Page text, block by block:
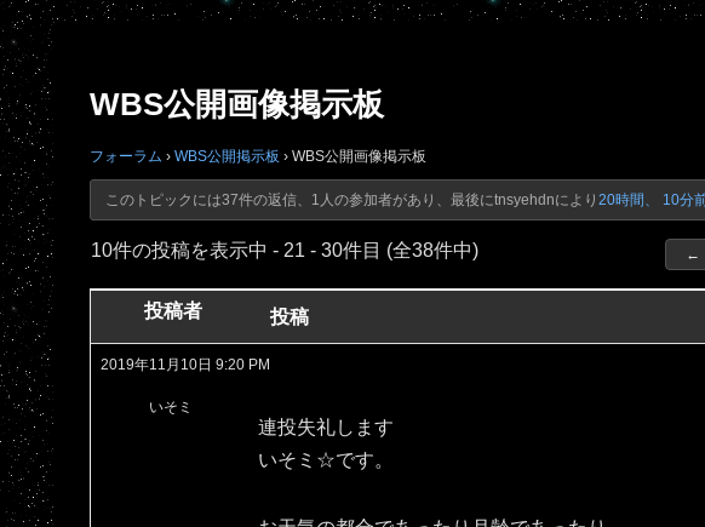
WBS公開画像掲示板
フォーラム › WBS公開掲示板 › WBS公開画像掲示板
このトピックには37件の返信、1人の参加者があり、最後にtnsyehdnにより 20時間、 10分
10件の投稿を表示中 - 21 - 30件目 (全38件中) ←
投稿者 投稿
2019年11月10日 9:20 PM
いそミ
連投失礼します
いそミ☆です。